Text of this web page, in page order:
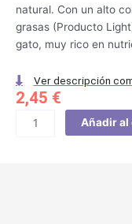
natural. Con un alto
grasas (Producto
gato, muy rico en
Ver descripción
2,45 €
Dados
Añadir al